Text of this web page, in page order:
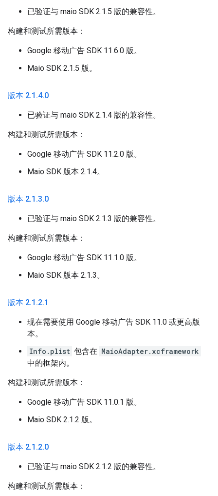
已验证与 maio SDK 2.1.5 版的兼容性。
构建和测试所需版本：
Google 移动广告 SDK 11.6.0 版。
Maio SDK 2.1.5 版。
版本 2.1 .4.0
已验证与 maio SDK 2.1.4 版的兼容性。
构建和测试所需版本：
Google 移动广告 SDK 11.2.0 版。
Maio SDK 版本 2.1.4。
版本 2.1 .3.0
已验证与 maio SDK 2.1.3 版的兼容性。
构建和测试所需版本：
Google 移动广告 SDK 11.1.0 版。
Maio SDK 版本 2.1.3。
版本 2.1 .2.1
现在需要使用 Google 移动广告 SDK 11.0 或更高版
本。
Info.plist 包含在 MaioAdapter.xcframework
中的框架内。
构建和测试所需版本：
Google 移动广告 SDK 11.0.1 版。
Maio SDK 2.1.2 版。
版本 2.1 .2.0
已验证与 maio SDK 2.1.2 版的兼容性。
构建和测试所需版本：